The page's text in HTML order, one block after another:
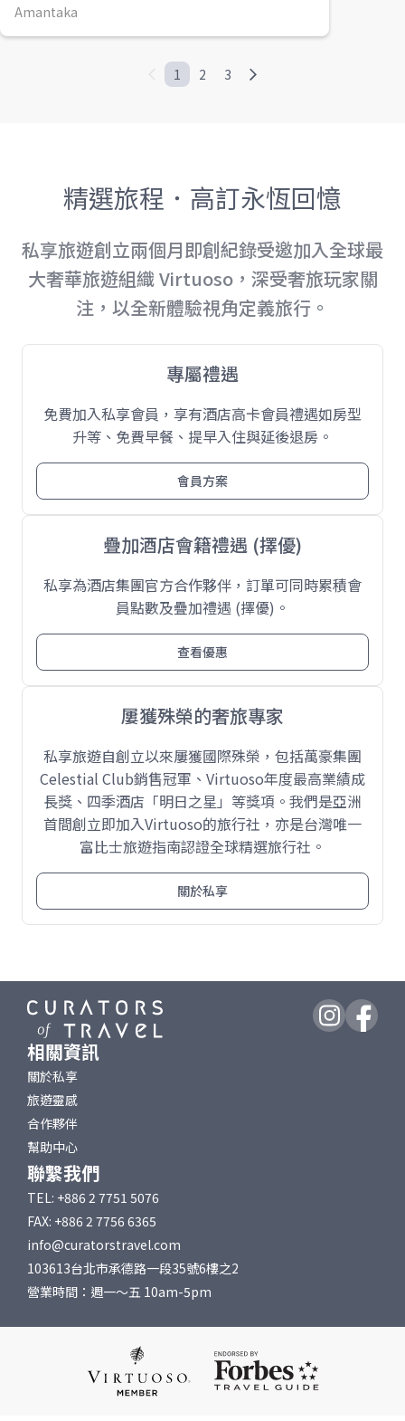
Amantaka
1 2 3
精選旅程．高訂永恆回憶
私享旅遊創立兩個月即創紀錄受邀加入全球最
大奢華旅遊組織 Virtuoso，深受奢旅玩家關
注，以全新體驗視角定義旅行。
專屬禮遇
免費加入私享會員，享有酒店高卡會員禮遇如房型
升等、免費早餐、提早入住與延後退房。
會員方案
疊加酒店會籍禮遇 (擇優)
私享為酒店集團官方合作夥伴，訂單可同時累積會
員點數及疊加禮遇 (擇優)。
查看優惠
屢獲殊榮的奢旅專家
私享旅遊自創立以來屢獲國際殊榮，包括萬豪集團
Celestial Club銷售冠軍、Virtuoso年度最高業績成
長獎、四季酒店「明日之星」等獎項。我們是亞洲
首間創立即加入Virtuoso的旅行社，亦是台灣唯一
富比士旅遊指南認證全球精選旅行社。
關於私享
相關資訊
關於私享
旅遊靈感
合作夥伴
幫助中心
聯繫我們
TEL: +886 2 7751 5076
FAX: +886 2 7756 6365
info@curatorstravel.com
103613台北市承德路一段35號6樓之2
營業時間：週一～五 10am-5pm